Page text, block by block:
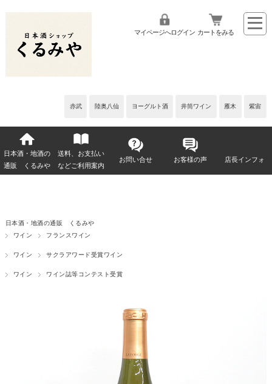
赤武 陸奥八仙 ヨーグルト酒 井筒ワイン 雁木 紫宙
マイページへログイン カートをみる
日本酒・地酒の
通販 くるみや
送料、お支払い
などご利用案内
お問い合せ お客様の声 店長インフォ
日本酒・地酒の通販 くるみや
ワイン
フランスワイン
ワイン サクラアワード受賞ワイン
ワイン ワイン誌等コンテスト受賞